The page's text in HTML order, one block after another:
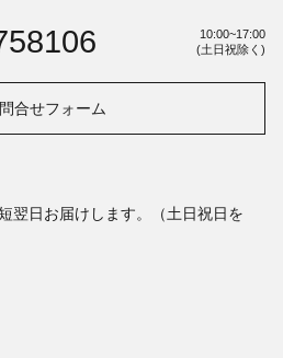
10:00~17:00
(土日祝除く)
合せフォーム
翌日お届けします。（土日祝日を